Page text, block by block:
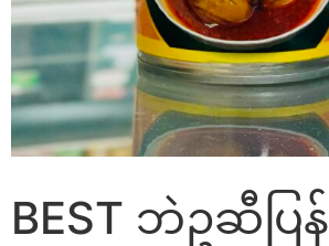
BEST ဘဲဥဆီပြန်